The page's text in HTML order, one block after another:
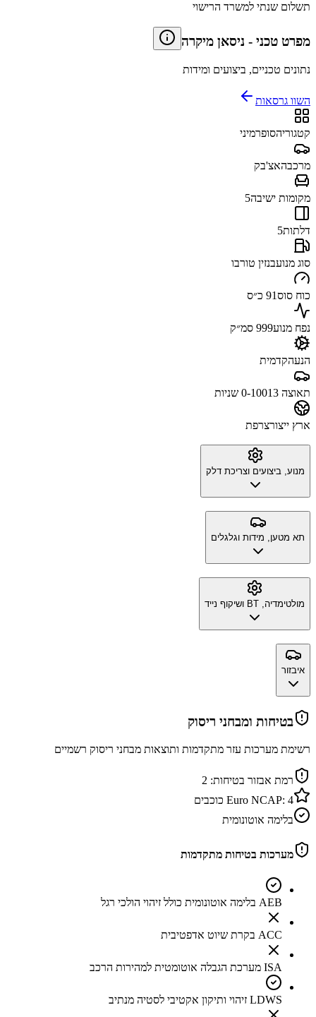
תשלום שנתי למשרד הרישוי
מפרט טכני - ניסאן מיקרה
נתונים טכניים, ביצועים ומידות
השוו גרסאות
קטגוריהסופרמיני
מרכבהאצ'בק
מקומות ישיבה5
דלתות5
סוג מנועבנזין טורבו
כוח סוס91 כ״ס
נפח מנוע999 סמ״ק
הנעהקדמית
תאוצה 0-100 13 שניות
ארץ ייצורצרפת
מנוע, ביצועים וצריכת דלק
תא מטען, מידות וגלגלים
מולטימדיה, BT ושיקוף נייד
איבזור
בטיחות ומבחני ריסוק
רשימת מערכות עזר מתקדמות ותוצאות מבחני ריסוק רשמיים
רמת אבזור בטיחות: 2
Euro NCAP: 4
כוכבים
בלימה אוטונומית
מערכות בטיחות מתקדמות
AEB בלימה אוטונומית כולל זיהוי הולכי רגל
ACC בקרת שיוט אדפטיבית
ISA מערכת הגבלה אוטומטית למהירות הרכב
LDWS זיהוי ותיקון אקטיבי לסטיה מנתיב